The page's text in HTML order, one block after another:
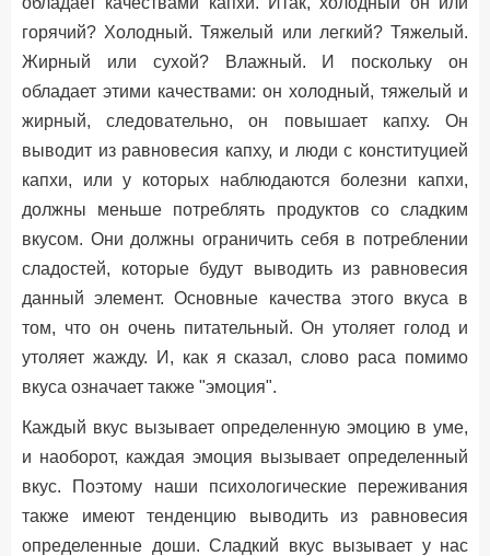
горячий? Холодный. Тяжелый или легкий? Тяжелый.
Жирный или сухой? Влажный. И поскольку он
обладает этими качествами: он холодный, тяжелый и
жирный, следовательно, он повышает капху. Он
выводит из равновесия капху, и люди с конституцией
капхи, или у которых наблюдаются болезни капхи,
должны меньше потреблять продуктов со сладким
вкусом. Они должны ограничить себя в потреблении
сладостей, которые будут выводить из равновесия
данный элемент. Основные качества этого вкуса в
том, что он очень питательный. Он утоляет голод и
утоляет жажду. И, как я сказал, слово раса помимо
вкуса означает также "эмоция".
Каждый вкус вызывает определенную эмоцию в уме,
и наоборот, каждая эмоция вызывает определенный
вкус. Поэтому наши психологические переживания
также имеют тенденцию выводить из равновесия
определенные доши. Сладкий вкус вызывает у нас